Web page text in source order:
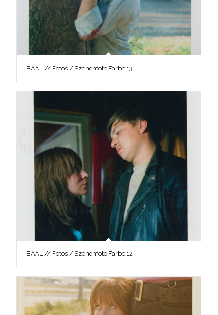
BAAL // Fotos / Szenenfoto Farbe 13
BAAL // Fotos / Szenenfoto Farbe 12